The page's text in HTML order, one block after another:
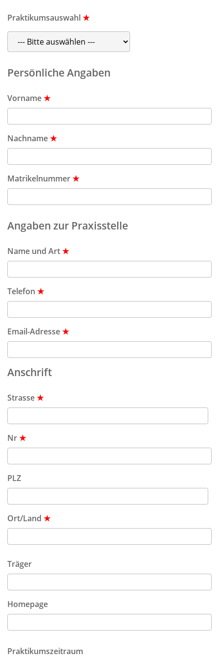
Praktikumsauswahl★
Persönliche Angaben
Vorname★
Nachname★
Matrikelnummer★
Angaben zur Praxisstelle
Name und Art★
Telefon ★
Email-Adresse★
Anschrift
Strasse★
Nr★
PLZ
Ort/Land ★
Träger
Homepage
Praktikumszeitraum